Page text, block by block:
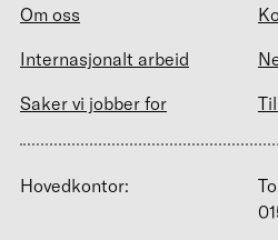
Om oss
Internasjonalt arbeid
Saker vi jobber for
Hovedkontor: